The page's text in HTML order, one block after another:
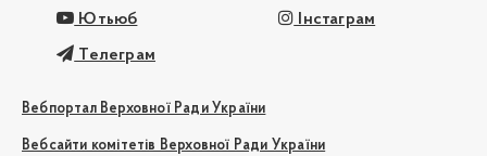
Ютьюб Інстаграм
Телеграм
Вебпортал Верховної Ради України
Вебсайти комітетів Верховної Ради України